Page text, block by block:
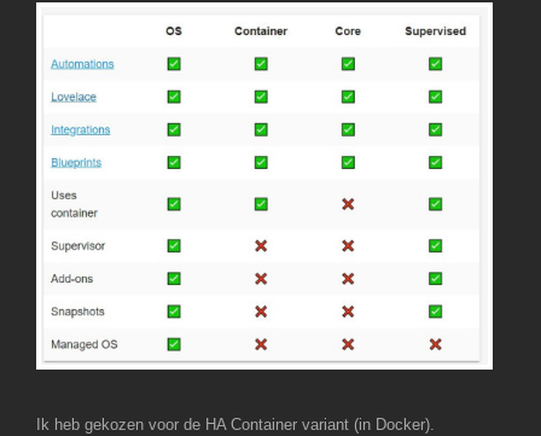
Ik heb gekozen voor de HA Container variant (in Docker).